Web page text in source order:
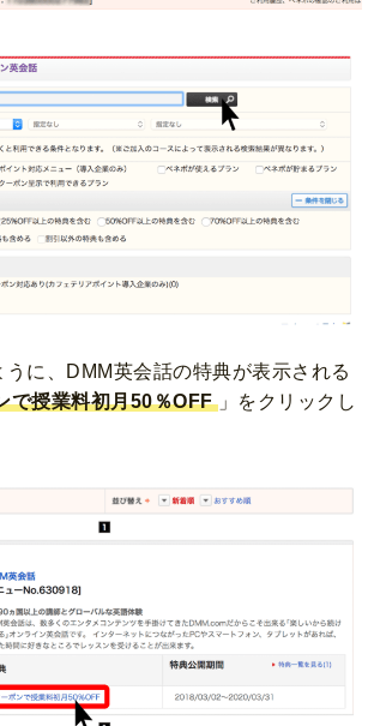
に、DMM英会話の特典が表示される
で授業料初月50％OFF 」をクリックし